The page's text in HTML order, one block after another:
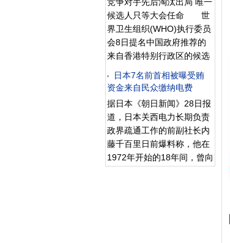
产业合理布局，严格实施环
保规划和主体功能区规划。
优化产业结构。加快发展现
代服务业、先进制造业等绿
色经济，从严控制“两高一
资”和产能过剩项目。优化能
等清洁能源，做好全省一次
能源消费结构
电站恢复运转，但22小时后
因管道内水压急剧下降而被
暂停。 该系统作为解决核电
站积存辐射水问题的办法被
寄予很大希望。目前在地下
设施和蓄水池内积存了近44
万吨污水，据专家们评估，
在技术隧道内还有1.5万吨。
因地下水升高涌入，地下设
施内的污水量每日增加400
吨。
候选人只等大会任命 世
界卫生组织(WHO)执行委员
会8日提名中国政府推荐的
来自香港特别行政区的候选
人陈冯富珍女士为世卫组织
总干事唯一候选人，提交9
193个成员审议批准。提名
获得世卫组织大会批准后，
陈冯富珍女士将正式担任世
卫组织下任总干事，接替今
年5月22日因病去世的前总
日本7名前首相被曝受贿
资金来自民众缴纳电费
据日本《朝日新闻》28日报
道，日本关西电力长期负责
政界疏通工作的前副社长内
藤千百里日前爆料称，他在
1972年开始的18年间，曾向